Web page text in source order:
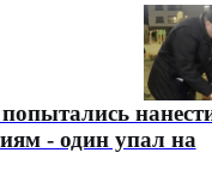
- один упал на